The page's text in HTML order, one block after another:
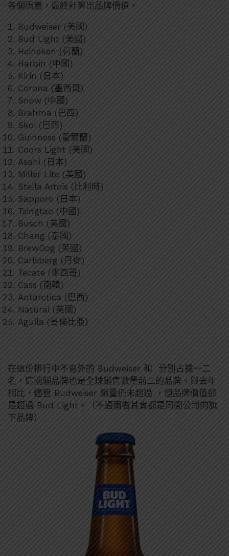
各個因素，最終計算出品牌價值。
Budweiser (美國)
Bud Light (美國)
Heineken (荷蘭)
Harbin (中國)
Kirin (日本)
Corona (墨西哥)
Snow (中國)
Brahma (巴西)
Skol (巴西)
Guinness (愛爾蘭)
Coors Light (美國)
Asahi (日本)
Miller Lite (美國)
Stella Artois (比利時)
Sapporo (日本)
Tsingtao (中國)
Busch (美國)
Chang (泰國)
BrewDog (英國)
Carlsberg (丹麥)
Tecate (墨西哥)
Cass (南韓)
Antarctica (巴西)
Natural (美國)
Aguila (哥倫比亞)
在這份排行中不意外的 Budweiser 和 分別占據一二
名，這兩個品牌也是全球銷售數量前二的品牌。與去年
相比，儘管 Budweiser 銷量仍未超過 ，但品牌價值卻
是超過 Bud Light。（不過兩者其實都是同間公司的旗
下品牌）